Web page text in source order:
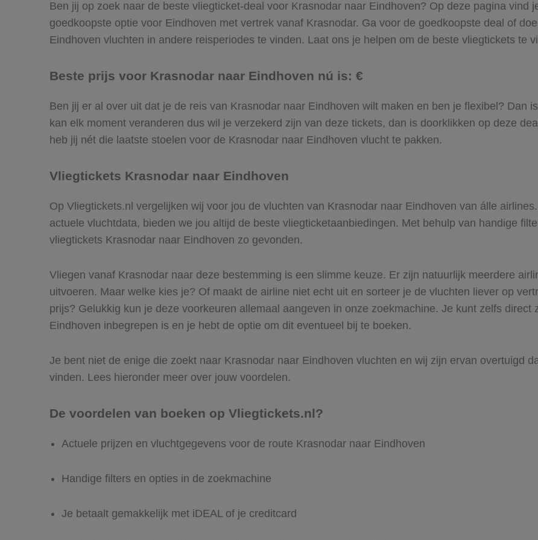
Ben jij op zoek naar de beste vliegticket-deal voor Krasnodar naar Eindhoven? Op deze pagina vind
goedkoopste optie voor Eindhoven met vertrek vanaf Krasnodar. Ga voor de goedkoopste deal of
Eindhoven vluchten in andere reisperiodes te vinden. Laat ons je helpen om de beste vliegtickets te
Beste prijs voor Krasnodar naar Eindhoven nú is: €
Ben jij er al over uit dat je de reis van Krasnodar naar Eindhoven wilt maken en ben je flexibel? Dan
kan elk moment veranderen dus wil je verzekerd zijn van deze tickets, dan is doorklikken op deze
heb jij nét die laatste stoelen voor de Krasnodar naar Eindhoven vlucht te pakken.
Vliegtickets Krasnodar naar Eindhoven
Op Vliegtickets.nl vergelijken wij voor jou de vluchten van Krasnodar naar Eindhoven van álle
actuele vluchtdata, bieden we jou altijd de beste vliegticketaanbiedingen. Met behulp van handige
vliegtickets Krasnodar naar Eindhoven zo gevonden.
Vliegen vanaf Krasnodar naar deze bestemming is een slimme keuze. Er zijn natuurlijk meerdere
uitvoeren. Maar welke kies je? Of maakt de airline niet echt uit en sorteer je de vluchten liever op
prijs? Gelukkig kun je deze voorkeuren allemaal aangeven in onze zoekmachine. Je kunt zelfs
Eindhoven inbegrepen is en je hebt de optie om dit eventueel bij te boeken.
Je bent niet de enige die zoekt naar Krasnodar naar Eindhoven vluchten en wij zijn ervan overtuigd
vinden. Lees hieronder meer over jouw voordelen.
De voordelen van boeken op Vliegtickets.nl?
Actuele prijzen en vluchtgegevens voor de route Krasnodar naar Eindhoven
Handige filters en opties in de zoekmachine
Je betaalt gemakkelijk met iDEAL of je creditcard